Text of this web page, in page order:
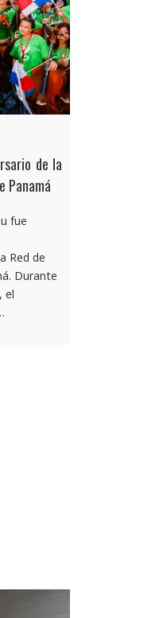
de la
Panamá
fue
Red de
Durante
el